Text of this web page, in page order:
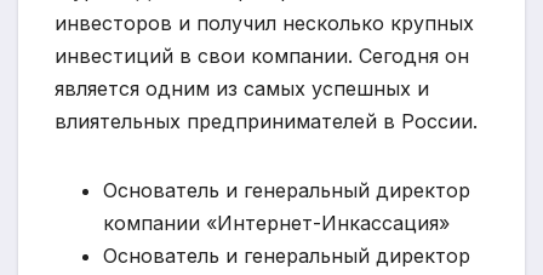
инвесторов и получил несколько крупных
инвестиций в свои компании. Сегодня он
является одним из самых успешных и
влиятельных предпринимателей в России.
Основатель и генеральный директор
компании «Интернет-Инкассация»
Основатель и генеральный директор